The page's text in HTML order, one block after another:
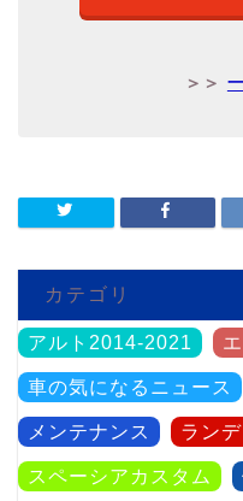
＞＞
カテゴリ
アルト2014-2021
車の気になるニュース
メンテナンス ランデ
スペーシアカスタム